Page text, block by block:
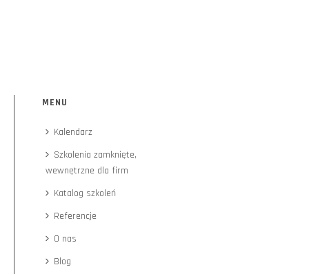
MENU
Kalendarz
Szkolenia zamknięte,
wewnętrzne dla firm
Katalog szkoleń
Referencje
O nas
Blog